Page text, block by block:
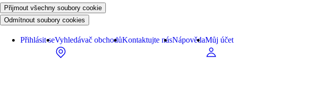
Přijmout všechny soubory cookie
Odmítnout soubory cookies
Přihlásit seVyhledávač obchodůKontaktujte násNápovědaMůj účet